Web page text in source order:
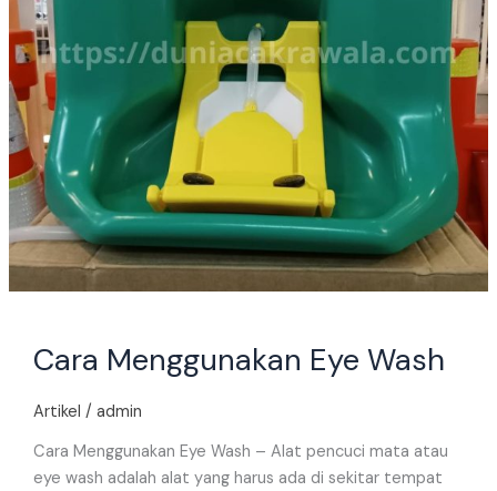
Cara Menggunakan Eye Wash
Artikel / admin
Cara Menggunakan Eye Wash – Alat pencuci mata atau
eye wash adalah alat yang harus ada di sekitar tempat